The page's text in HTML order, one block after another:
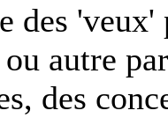
des 'veux'
autre
des